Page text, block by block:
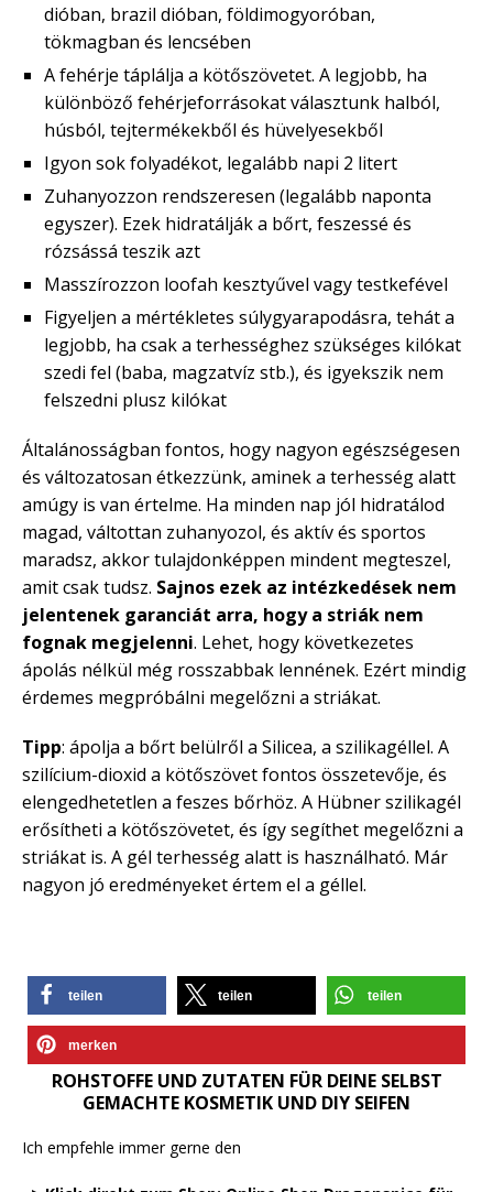
dióban, brazil dióban, földimogyoróban,
tökmagban és lencsében
A fehérje táplálja a kötőszövetet. A legjobb, ha
különböző fehérjeforrásokat választunk halból,
húsból, tejtermékekből és hüvelyesekből
Igyon sok folyadékot, legalább napi 2 litert
Zuhanyozzon rendszeresen (legalább naponta
egyszer). Ezek hidratálják a bőrt, feszessé és
rózsássá teszik azt
Masszírozzon loofah kesztyűvel vagy testkefével
Figyeljen a mértékletes súlygyarapodásra, tehát a
legjobb, ha csak a terhességhez szükséges kilókat
szedi fel (baba, magzatvíz stb.), és igyekszik nem
felszedni plusz kilókat
Általánosságban fontos, hogy nagyon egészségesen
és változatosan étkezzünk, aminek a terhesség alatt
amúgy is van értelme. Ha minden nap jól hidratálod
magad, váltottan zuhanyozol, és aktív és sportos
maradsz, akkor tulajdonképpen mindent megteszel,
amit csak tudsz. Sajnos ezek az intézkedések nem
jelentenek garanciát arra, hogy a striák nem
fognak megjelenni. Lehet, hogy következetes
ápolás nélkül még rosszabbak lennének. Ezért mindig
érdemes megpróbálni megelőzni a striákat.
Tipp: ápolja a bőrt belülről a Silicea, a szilikagéllel. A
szilícium-dioxid a kötőszövet fontos összetevője, és
elengedhetetlen a feszes bőrhöz. A Hübner szilikagél
erősítheti a kötőszövetet, és így segíthet megelőzni a
striákat is. A gél terhesség alatt is használható. Már
nagyon jó eredményeket értem el a géllel.
teilen teilen teilen
merken
ROHSTOFFE UND ZUTATEN FÜR DEINE SELBST
GEMACHTE KOSMETIK UND DIY SEIFEN
Ich empfehle immer gerne den